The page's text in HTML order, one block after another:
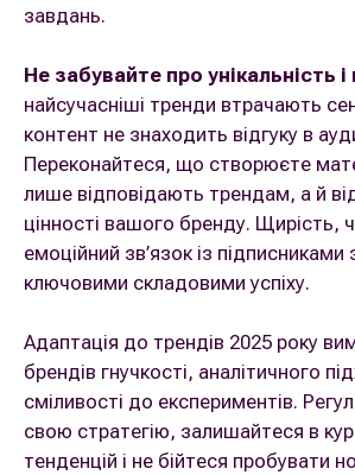
завдань.
Не забувайте про унікальність
найсучасніші тренди втрачають
контент не знаходить відгуку в
Переконайтеся, що створюєте
лише відповідають трендам, а й
цінності вашого бренду. Щирість,
емоційний зв’язок із
ключовими складовими успіху.
Адаптація до трендів 2025 року
брендів гнучкості, аналітичного
сміливості до експериментів.
свою стратегію, залишайтеся в
тенденцій і не бійтеся пробувати